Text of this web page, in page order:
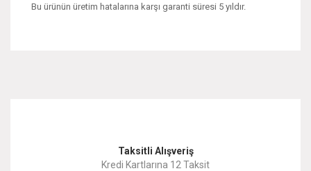
Bu ürünün üretim hatalarına karşı garanti süresi 5 yıldır.
Ürün resmi kalitesiz, bozuk veya görüntülenemiyor.
Taksitli Alışveriş
Kredi Kartlarına 12 Taksit